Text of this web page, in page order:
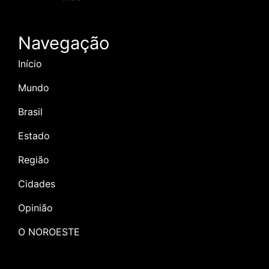
Navegação
Início
Mundo
Brasil
Estado
Região
Cidades
Opinião
O NOROESTE